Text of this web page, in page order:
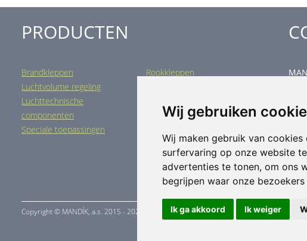
Wij gebruiken
Wij maken gebruik van
surfervaring op onze website
advertenties te tonen, om ons
begrijpen waar onze
Ik ga akkoord Ik weiger
PRODUCTEN
Brandkleppen
Rookkleppen
Luchtvolume regeling
Luchttechnische
componenten
Industriële verwarming
Speciale toepassingen
Copyright © MANDÍK, a.s. 2015 - 2026